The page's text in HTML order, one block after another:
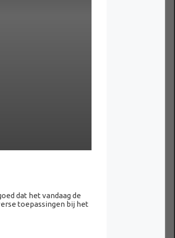
dat het vandaag de
toepassingen bij het